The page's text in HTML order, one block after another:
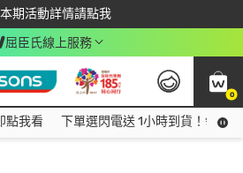
本期活動詳情請點我
下載app最高回饋$350
屈臣氏線上服務
0
看
點我看 下單選閃電送 1小時到貨！領神